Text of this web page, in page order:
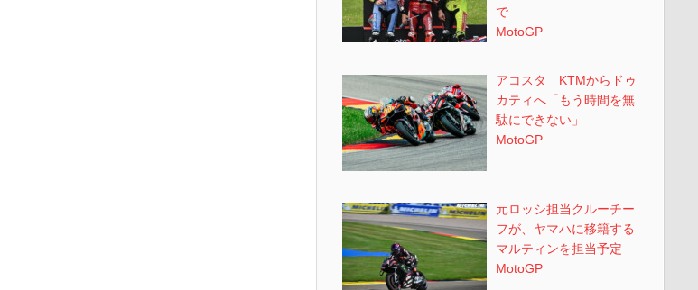
で
MotoGP
アコスタ KTMからドゥ
カティへ「もう時間を無
駄にできない」
MotoGP
元ロッシ担当クルーチー
フが、ヤマハに移籍する
マルティンを担当予定
MotoGP